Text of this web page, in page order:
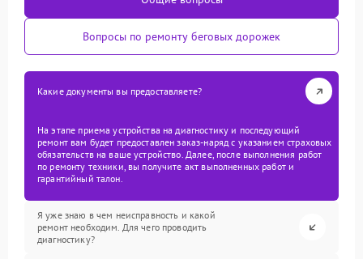
Вопросы по ремонту беговых дорожек
Какие документы вы предоставляете?
На этапе приема устройства на диагностику и последующий
ремонт вам будет предоставлен заказ-наряд с указанием страховых
обязательств на ваше устройство. Далее, после выполнения работ
по ремонту техники, вы получите акт выполненных работ и
гарантийный талон.
Я уже знаю в чем неисправность и какой
ремонт необходим. Для чего проводить
диагностику?